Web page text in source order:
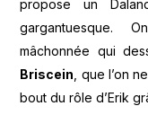
propose un
gargantuesque.
mâchonnée qui
Briscein, que l’on
bout du rôle d’Erik